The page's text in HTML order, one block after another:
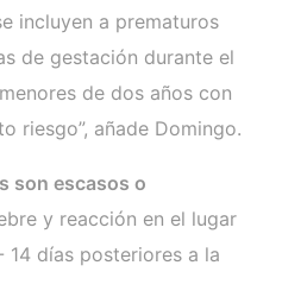
incluyen a prematuros
de gestación durante el
de dos años con
riesgo”, añade Domingo.
son escasos o
y reacción en el lugar
14 días posteriores a la